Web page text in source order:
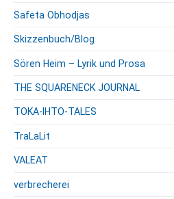
Safeta Obhodjas
Skizzenbuch/Blog
Sören Heim – Lyrik und Prosa
THE SQUARENECK JOURNAL
TOKA-IHTO-TALES
TraLaLit
VALEAT
verbrecherei